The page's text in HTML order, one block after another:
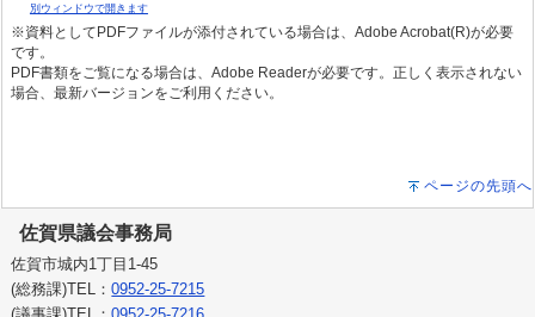
別ウィンドウで開きます
※資料としてPDFファイルが添付されている場合は、Adobe Acrobat(R)が必要
です。
PDF書類をご覧になる場合は、Adobe Readerが必要です。正しく表示されない
場合、最新バージョンをご利用ください。
ページの先頭へ
佐賀県議会事務局
佐賀市城内1丁目1-45
(総務課)TEL：0952-25-7215